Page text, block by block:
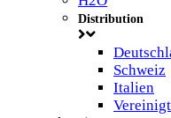
Distribution
Schweiz
Italien